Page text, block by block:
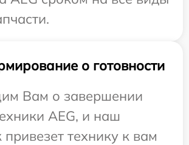
о готовности
Вам о завершении
AEG, и наш
привезет технику к вам